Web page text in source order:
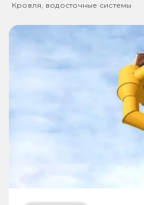
Кровля, водосточные системы